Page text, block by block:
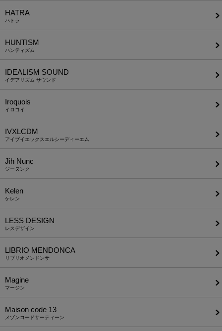
HATRA
ハトラ
HUNTISM
ハンティズム
IDEALISM SOUND
イデアリズム サウンド
Iroquois
イロコイ
IVXLCDM
アイブイエックスエルシーディーエム
Jih Nunc
ジーヌンク
Kelen
ケレン
LESS DESIGN
レスデザイン
LIBRIO MENDONCA
リブリオメンドンサ
Magine
マージン
Maison code 13
メゾンコードサーティーン